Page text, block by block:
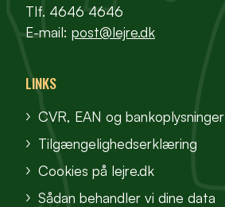
Tlf. 4646 4646
E-mail: post@lejre.dk
LINKS
CVR, EAN og bankoplysninger
Tilgængelighedserklæring
Cookies på lejre.dk
Sådan behandler vi dine data